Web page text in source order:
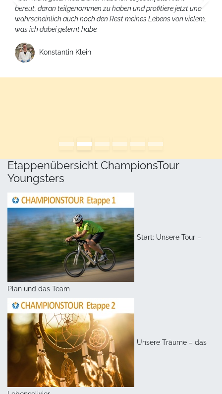
bereut, daran teilgenommen zu haben und profitiere jetzt und
wahrscheinlich auch noch den Rest meines Lebens von vielem,
was ich dabei gelernt habe.
Konstantin Klein
Bisherige
Etappenübersicht ChampionsTour
Youngsters
Start: Unsere Tour –
Plan und das Team
Unsere Träume – das